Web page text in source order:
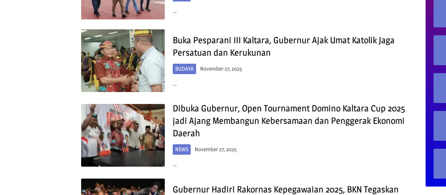
…
Buka Pesparani III Kaltara, Gubernur Ajak Umat Katolik Jaga
Persatuan dan Kerukunan
BUDAYA November 27, 2025
…
Dibuka Gubernur, Open Tournament Domino Kaltara Cup 2025
jadi Ajang Membangun Kebersamaan dan Penggerak Ekonomi
Daerah
NEWS November 27, 2025
…
Gubernur Hadiri Rakornas Kepegawaian 2025, BKN Tegaskan